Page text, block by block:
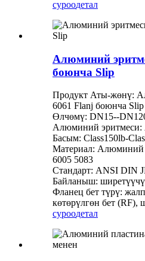
суроодетал
Алюминий
боюнча Slip
Продукт Аты-жөнү:
6061 Flanj боюнча Slip
Өлчөмү: DN15--
Алюминий эритмеси:
Басым: Class150lb-
Материал: Алюминий
6005 5083
Стандарт: ANSI DIN
Байланыш: ширетүүчү
Фланец бет түрү:
көтөрүлгөн бет (RF),
суроодетал